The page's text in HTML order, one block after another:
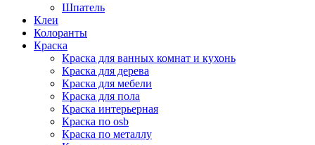
Шпатель
Клеи
Колоранты
Краска
Краска для ванных комнат и кухонь
Краска для дерева
Краска для мебели
Краска для пола
Краска интерьерная
Краска по osb
Краска по металлу